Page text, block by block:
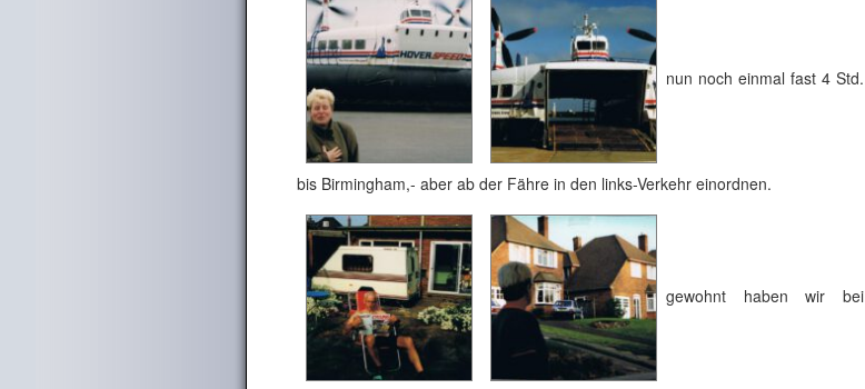
nun noch einmal fast 4 Std.
bis Birmingham,- aber ab der Fähre in den links-Verkehr einordnen.
gewohnt haben wir bei